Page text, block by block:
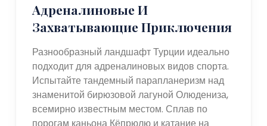
Адреналиновые И
Захватывающие Приключения
Разнообразный ландшафт Турции идеально
подходит для адреналиновых видов спорта.
Испытайте тандемный парапланеризм над
знаменитой бирюзовой лагуной Олюдениза,
всемирно известным местом. Сплав по